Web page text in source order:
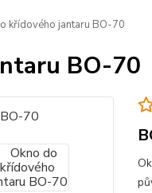
křídového jantaru BO-70
BO-70